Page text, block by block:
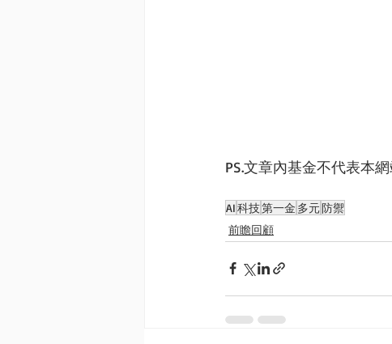
PS.文章內基金不代表本
AI科技第一金 多元防禦
前瞻回顧